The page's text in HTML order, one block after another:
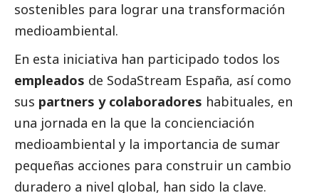
sostenibles para lograr una transformación
medioambiental.
En esta iniciativa han participado todos los
empleados de SodaStream España, así como
sus partners y colaboradores habituales, en
una jornada en la que la concienciación
medioambiental y la importancia de sumar
pequeñas acciones para construir un cambio
duradero a nivel global, han sido la clave.